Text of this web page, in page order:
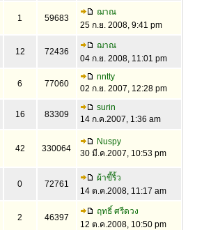
1 59683
ฌาณ
25 ก.ย. 2008, 9:41 pm
12 72436
ฌาณ
04 ก.ย. 2008, 11:01 pm
6 77060
nntty
02 ก.ย. 2007, 12:28 pm
16 83309
surin
14 ก.ค.2007, 1:36 am
42 330064
Nuspy
30 มี.ค.2007, 10:53 pm
0 72761
ผ้าขี้ริ้ว
14 ต.ค.2008, 11:17 am
2 46397
ฤทธิ์ ศรีดวง
12 ต.ค.2008, 10:50 pm